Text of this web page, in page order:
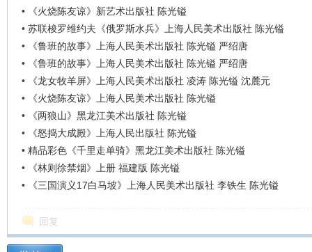
•
《火烧陈友谅》新艺术出版社 陈光镒
• 苏联梭罗维约夫《俄罗斯水兵》上海人民美术出版社 陈光镒
•
《鲁班的故事》上海人民美术出版社 陈光镒 严绍唐
•
《鲁班的故事》上海人民美术出版社 陈光镒 严绍唐
•
《龙女牧羊屏》上海人民美术出版社 凌涛 陈光镒 沈麓元
•
《火烧陈友谅》上海人民美术出版社 陈光镒
•
《两狼山》黑龙江美术出版社 陈光镒
•
《怒捣大成殿》上海人民出版社 陈光镒
• 精品彩色《千里走单骑》黑龙江美术出版社 陈光镒
•
《林则徐禁烟》上册 福建版 陈光镒
•
《三国演义17白马坡》上海人民美术出版社 李铁生 陈光镒
回复